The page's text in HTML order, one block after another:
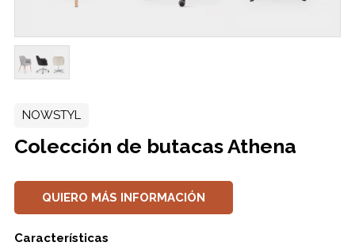
NOWSTYL
Colección de butacas Athena
QUIERO MÁS INFORMACIÓN
Características